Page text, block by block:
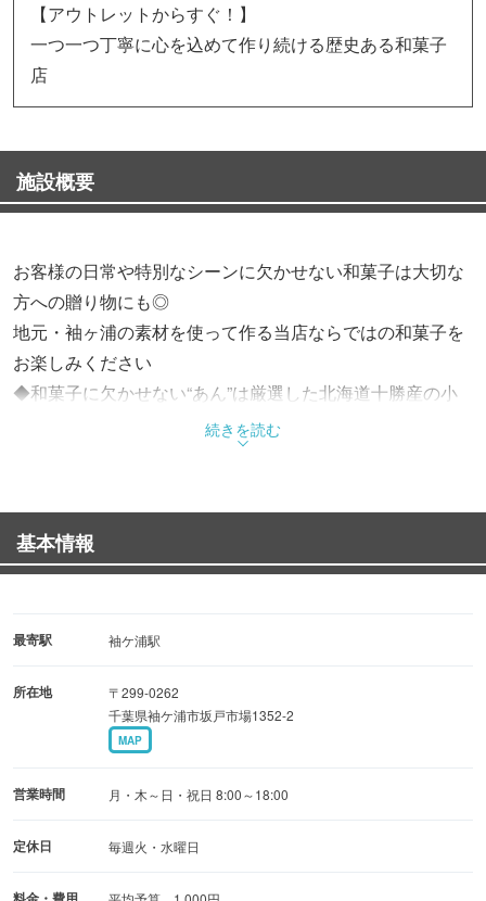
【アウトレットからすぐ！】
一つ一つ丁寧に心を込めて作り続ける歴史ある和菓子
店
施設概要
お客様の日常や特別なシーンに欠かせない和菓子は大切な
方への贈り物にも◎
地元・袖ヶ浦の素材を使って作る当店ならではの和菓子を
お楽しみください
◆和菓子に欠かせない“あん”は厳選した北海道十勝産の小
こしあん、つぶあん、白あん、すべて自家製あんです。
『紅白饅頭』は、寿などの定番やオリジナルの焼印も可能
です。
『一升餅』を1歳のお誕生日に！
続きを読む
基本情報
最寄駅 袖ケ浦駅
所在地
〒299-0262
千葉県袖ケ浦市坂戸市場1352-2
MAP
営業時間 月・木～日・祝日 8:00～18:00
定休日 毎週火・水曜日